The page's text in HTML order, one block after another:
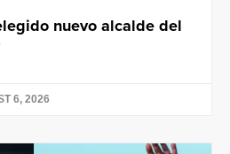
nuevo alcalde del
6, 2026